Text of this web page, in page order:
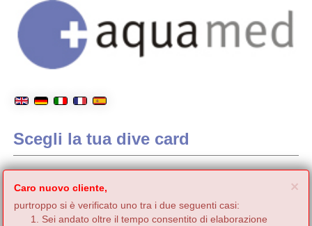
Scegli la tua dive card
×
Caro nuovo cliente,
purtroppo si è verificato uno tra i due seguenti casi:
Sei andato oltre il tempo consentito di elaborazione